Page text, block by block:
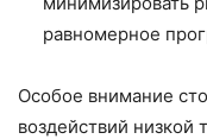
равномерное
Особое внимание
воздействий низкой